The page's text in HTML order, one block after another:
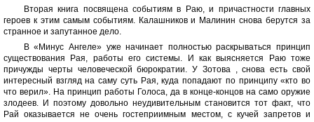
Вторая книга посвящена событиям в Раю, и причастности главных
героев к этим самым событиям. Калашников и Малинин снова берутся за
странное и запутанное дело.
В «Минус Ангеле» уже начинает полностью раскрываться принцип
существования Рая, работы его системы. И как выясняется Раю тоже
причужды черты человеческой бюрократии. У Зотова , снова есть свой
интересный взгляд на саму суть Рая, куда попадают по принципу «кто во
что верил». На принцип работы Голоса, да в конце-концов на само оружие
злодеев. И поэтому довольно неудивительным становится тот факт, что
Рай оказывается не очень гостеприимным местом, с кучей запретов и